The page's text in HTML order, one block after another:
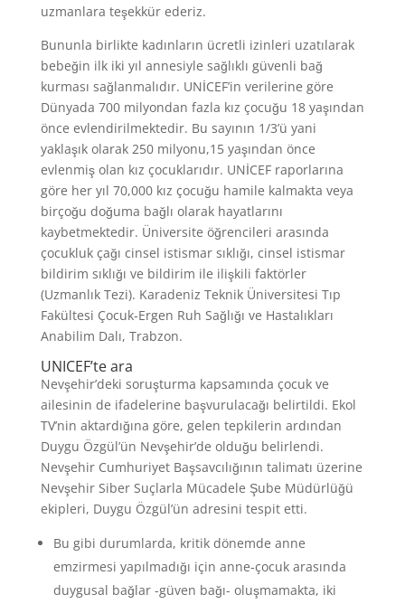
uzmanlara teşekkür ederiz.
Bununla birlikte kadınların ücretli izinleri uzatılarak
bebeğin ilk iki yıl annesiyle sağlıklı güvenli bağ
kurması sağlanmalıdır. UNİCEF’in verilerine göre
Dünyada 700 milyondan fazla kız çocuğu 18 yaşından
önce evlendirilmektedir. Bu sayının 1/3’ü yani
yaklaşık olarak 250 milyonu,15 yaşından önce
evlenmiş olan kız çocuklarıdır. UNİCEF raporlarına
göre her yıl 70,000 kız çocuğu hamile kalmakta veya
birçoğu doğuma bağlı olarak hayatlarını
kaybetmektedir. Üniversite öğrencileri arasında
çocukluk çağı cinsel istismar sıklığı, cinsel istismar
bildirim sıklığı ve bildirim ile ilişkili faktörler
(Uzmanlık Tezi). Karadeniz Teknik Üniversitesi Tıp
Fakültesi Çocuk-Ergen Ruh Sağlığı ve Hastalıkları
Anabilim Dalı, Trabzon.
UNICEF’te ara
Nevşehir’deki soruşturma kapsamında çocuk ve
ailesinin de ifadelerine başvurulacağı belirtildi. Ekol
TV’nin aktardığına göre, gelen tepkilerin ardından
Duygu Özgül’ün Nevşehir’de olduğu belirlendi.
Nevşehir Cumhuriyet Başsavcılığının talimatı üzerine
Nevşehir Siber Suçlarla Mücadele Şube Müdürlüğü
ekipleri, Duygu Özgül’ün adresini tespit etti.
Bu gibi durumlarda, kritik dönemde anne
emzirmesi yapılmadığı için anne-çocuk arasında
duygusal bağlar -güven bağı- oluşmamakta, iki